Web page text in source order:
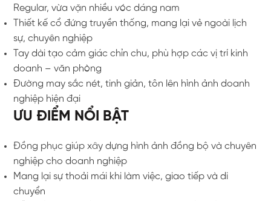
Regular, vừa vặn nhiều vóc dáng nam
Thiết kế cổ đứng truyền thống, mang lại vẻ ngoài lịch
sự, chuyên nghiệp
Tay dài tạo cảm giác chỉn chu, phù hợp các vị trí kinh
doanh – văn phòng
Đường may sắc nét, tinh giản, tôn lên hình ảnh doanh
nghiệp hiện đại
ƯU ĐIỂM NỔI BẬT
Đồng phục giúp xây dựng hình ảnh đồng bộ và chuyên
nghiệp cho doanh nghiệp
Mang lại sự thoải mái khi làm việc, giao tiếp và di
chuyển